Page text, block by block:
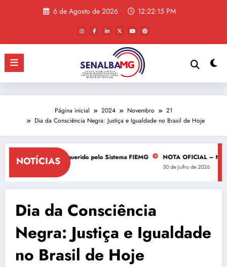
6 de Agosto de 2026 12:22:15 PM
Página inicial 2024 Novembro
21
Dia da Consciência Negra: Justiça e Igualdade no Brasil de Hoje
NOTÍCIAS
da imagem requerido pelo Sistema FIEMG NOTA OFICIAL –
30 de Julho de 2026
Dia da Consciência
Negra: Justiça e Igualdade
no Brasil de Hoje